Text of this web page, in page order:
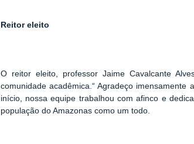
Reitor eleito
O reitor eleito, professor Jaime Cavalcante
comunidade acadêmica.“ Agradeço
início, nossa equipe trabalhou com afinco e
população do Amazonas como um todo.